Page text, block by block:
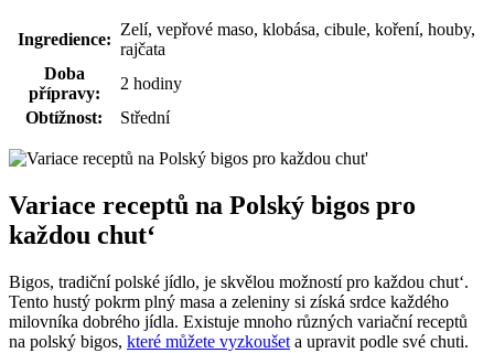
Ingredience:
Zelí, vepřové maso, klobása, cibule, koření, houby,
rajčata
Doba
přípravy:
2 hodiny
Obtížnost:
Střední
Variace receptů na Polský bigos pro
každou chut‘
Bigos, tradiční polské jídlo, je skvělou možností pro každou chut‘.
Tento hustý pokrm plný masa a zeleniny si získá srdce každého
milovníka dobrého jídla. Existuje mnoho různých variační receptů
na polský bigos, které můžete vyzkoušet a upravit podle své chuti.